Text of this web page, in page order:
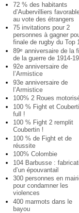
72 % des habitants
d’Aubervilliers
au vote des étrangers
75 invitations pour 2
personnes à gagner
finale de rugby du Top
89e anniversaire de la
de la guerre de 1914-
92e anniversaire de
l’Armistice
93e anniversaire de
l’Armistice
100% 2 Roues
100 % Fight et
full !
100 % Fight 2 remplit
Coubertin !
100 % de Fight et de
réussite
100% Colombie
104 Barbusse :
d’un épouvantail
300 personnes en
pour condamner les
violences
400 marmots dans le
bayou